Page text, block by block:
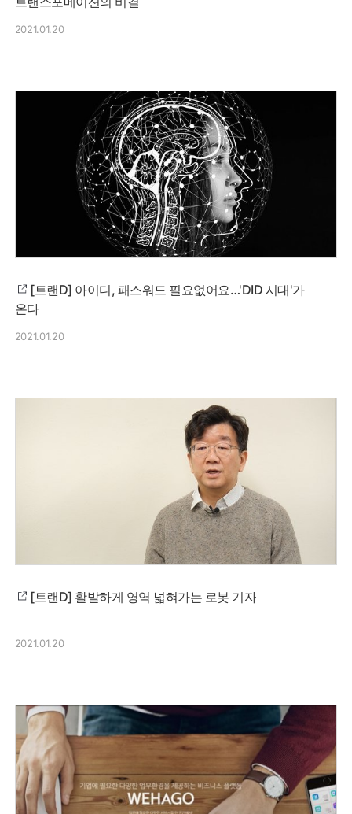
2021.01.20
[트랜D] 아이디, 패스워드 필요없어요…'DID 시대'가
온다
2021.01.20
[트랜D] 활발하게 영역 넓혀가는 로봇 기자
2021.01.20